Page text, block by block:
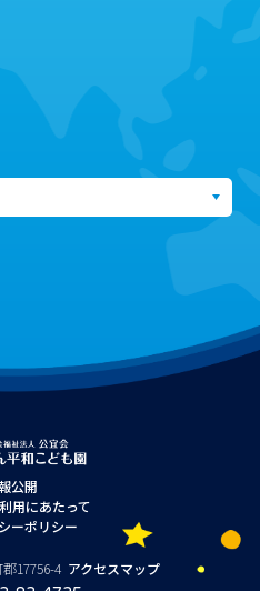
公開
用にあたって
ーポリシー
17756-4 アクセスマップ